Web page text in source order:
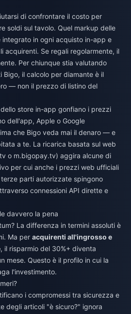
di confrontare il costo per
soldi sul tavolo. Quel markup delle
integrato in ogni acquisto in-app e
acquirenti. Se regali regolarmente, il
Per chiunque stia valutando
Bigo, il calcolo per diamante è il
— non il prezzo di listino del
store in-app gonfiano i prezzi
dell'app, Apple o Google
che Bigo veda mai il denaro — e
a te. La ricarica basata sul web
o m.bigopay.tv) aggira alcune di
per cui anche i prezzi web ufficiali
parti autorizzate spingono
connessioni API dirette e
davvero la pena
La differenza in termini assoluti è
Ma per acquirenti all'ingrosso e
, il risparmio del 30%+ diventa
mese. Questo è il profilo in cui la
l'investimento.
i compromessi tra sicurezza e
degli articoli "è sicuro?" ignora